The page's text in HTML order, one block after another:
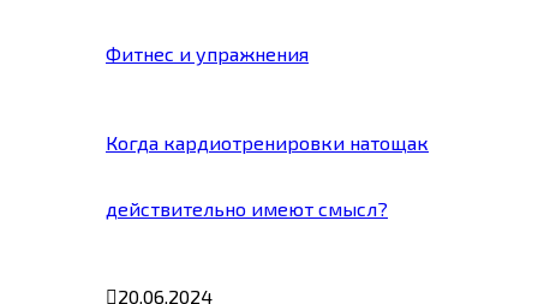
Фитнес и упражнения
Когда кардиотренировки натощак
действительно имеют смысл?
20.06.2024